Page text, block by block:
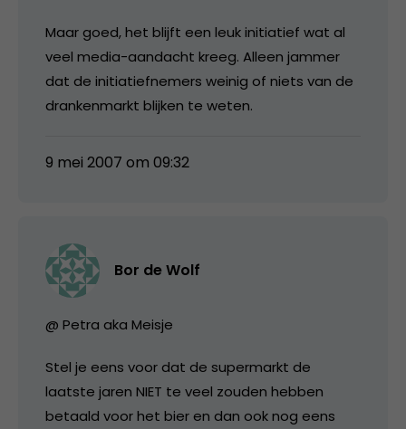
Maar goed, het blijft een leuk initiatief wat al
veel media-aandacht kreeg. Alleen jammer
dat de initiatiefnemers weinig of niets van de
drankenmarkt blijken te weten.
9 mei 2007 om 09:32
Bor de Wolf
@ Petra aka Meisje
Stel je eens voor dat de supermarkt de
laatste jaren NIET te veel zouden hebben
betaald voor het bier en dan ook nog eens